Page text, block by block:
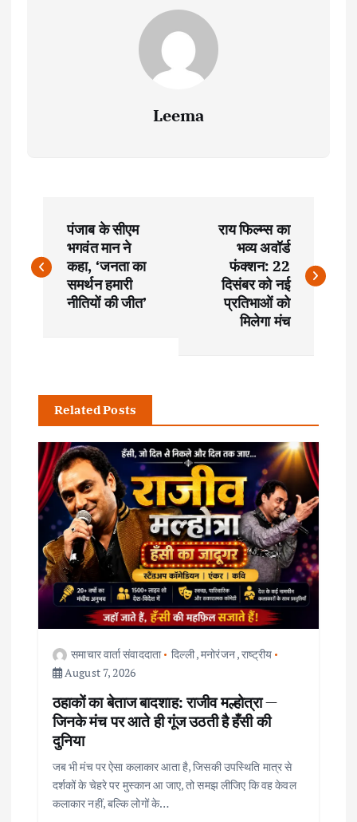
Leema
o
v
g
a
t
पंजाब के सीएम
भगवंत मान ने
कहा, ‘जनता का
समर्थन हमारी
नीतियों की जीत’
राय फिल्म्स का
भव्य अवॉर्ड
फंक्शन: 22
दिसंबर को नई
प्रतिभाओं को
मिलेगा मंच
Related Posts
समाचार वार्ता संवाददाता दिल्ली,मनोरंजन,राष्ट्रीय
August 7, 2026
ठहाकों का बेताज बादशाह: राजीव मल्होत्रा —
जिनके मंच पर आते ही गूंज उठती है हँसी की
दुनिया
जब भी मंच पर ऐसा कलाकार आता है, जिसकी उपस्थिति मात्र से
दर्शकों के चेहरे पर मुस्कान आ जाए, तो समझ लीजिए कि वह केवल
कलाकार नहीं, बल्कि लोगों के…